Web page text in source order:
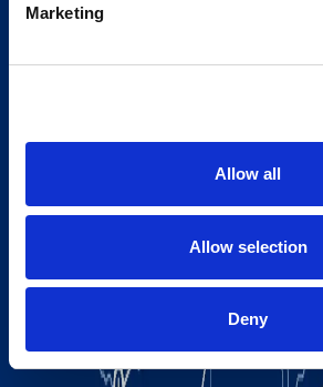
Marketing
Allow all
Allow selection
Deny